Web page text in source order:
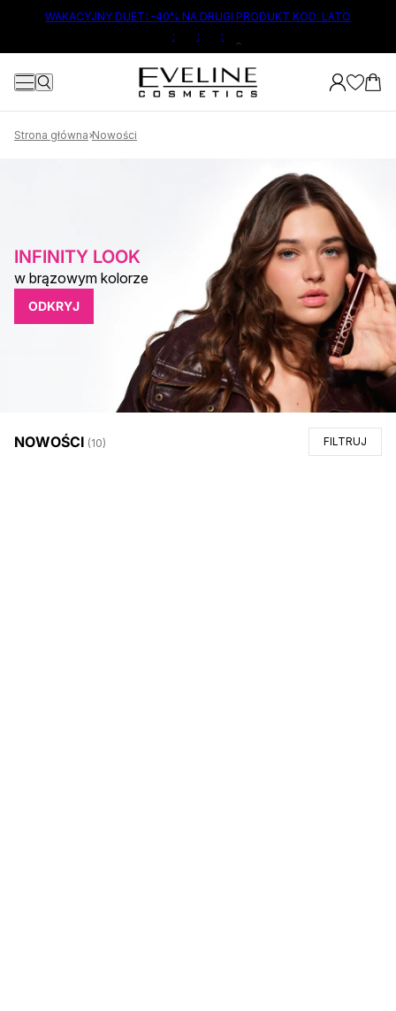
TREŚCI
WAKACYJNY DUET: -40% NA DRUGI PRODUKT KOD: LATO
:
: :
Strona główna Nowości
INFINITY LOOK
w brązowym kolorze
ODKRYJ
NOWOŚCI (10) FILTRUJ